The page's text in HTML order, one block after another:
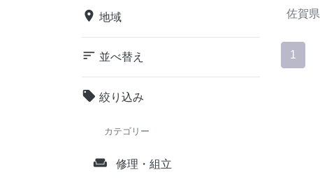
place 地域
sort 並べ替え
local_offer 絞り込み
カテゴリー
weekend 修理・組立
佐賀県
1